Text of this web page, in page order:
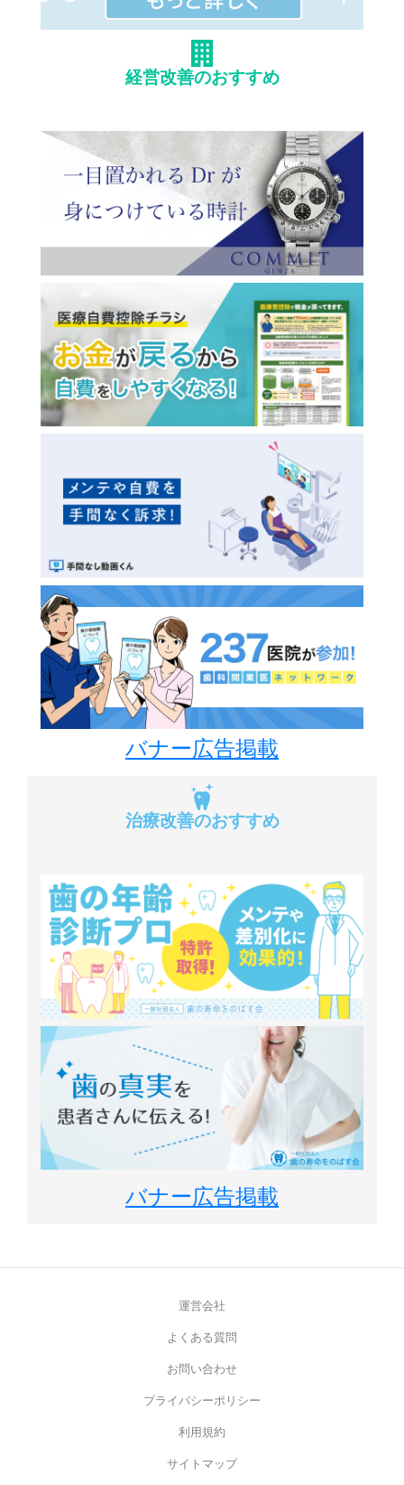
経営改善のおすすめ
バナー広告掲載
治療改善のおすすめ
バナー広告掲載
運営会社
よくある質問
お問い合わせ
プライバシーポリシー
利用規約
サイトマップ